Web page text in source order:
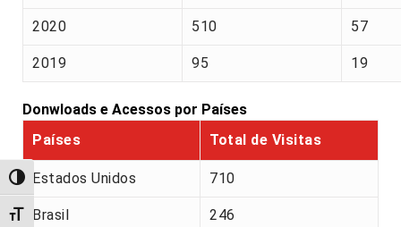
Alternar alto contraste
Alternar tamanho da fonte
2020 510 57
2019 95 19
Donwloads e Acessos por Países
Países
Total de Visitas
Estados Unidos 710
Brasil 246